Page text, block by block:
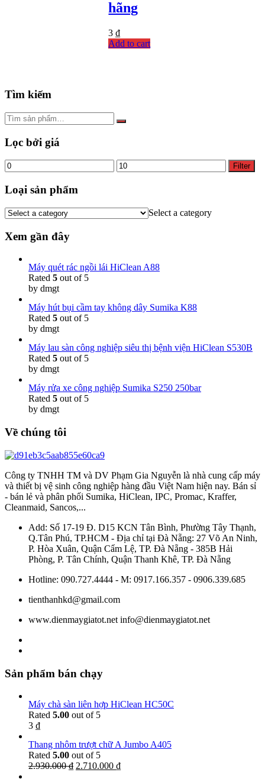
hãng
3₫
Add to cart
Tìm kiếm
Lọc bởi giá
Min
price
Max
price
Filter
Loại sản phẩm
Select a category
Xem gần đây
Máy quét rác ngồi lái HiClean A88
Rated 5 out of 5
by dmgt
Máy hút bụi cầm tay không dây Sumika K88
Rated 5 out of 5
by dmgt
Máy lau sàn công nghiệp siêu thị bệnh viện HiClean S530B
Rated 5 out of 5
by dmgt
Máy rửa xe công nghiệp Sumika S250 250bar
Rated 5 out of 5
by dmgt
Về chúng tôi
Công ty TNHH TM và DV Phạm Gia Nguyễn là nhà cung cấp máy
và thiết bị vệ sinh công nghiệp hàng đầu Việt Nam hiện nay. Bán sỉ
- bán lẻ và phân phối Sumika, HiClean, IPC, Promac, Kraffer,
Cleanmaid, Sancos,...
Add: Số 17-19 Đ. D15 KCN Tân Bình, Phường Tây Thạnh,
Q.Tân Phú, TP.HCM - Địa chỉ tại Đà Nẵng: 27 Võ An Ninh,
P. Hòa Xuân, Quận Cẩm Lệ, TP. Đà Nẵng - 385B Hải
Phòng, P. Tân Chính, Quận Thanh Khê, TP. Đà Nẵng
Hotline: 090.727.4444 - M: 0917.166.357 - 0906.339.685
tienthanhkd@gmail.com
www.dienmaygiatot.net info@dienmaygiatot.net
Sản phẩm bán chạy
Máy chà sàn liên hợp HiClean HC50C
Rated 5.00 out of 5
3 ₫
Thang nhôm trượt chữ A Jumbo A405
Rated 5.00 out of 5
2.930.000₫ 2.710.000 ₫